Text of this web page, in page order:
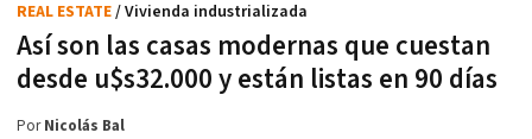
Así son las casas modernas que cuestan
desde u$s32.000 y están listas en 90 días
REAL ESTATE/ Vivienda industrializada
PorNicolás Bal